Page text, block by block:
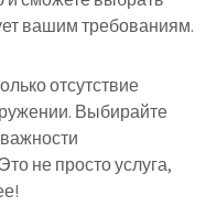
вашим требованиям.
отсутствие
Выбирайте
не просто услуга,